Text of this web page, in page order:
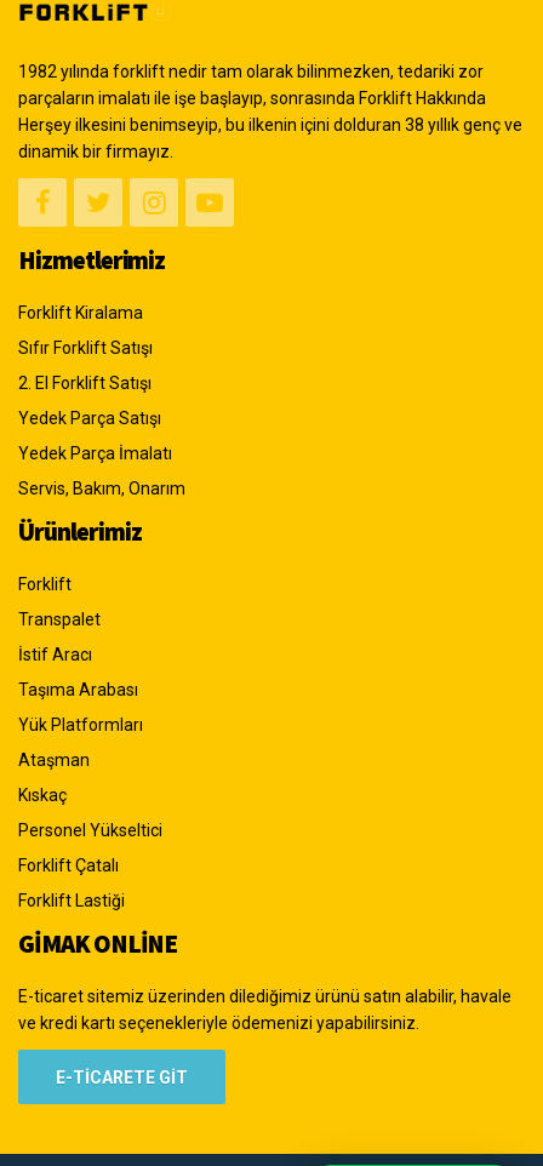
1982 yılında forklift nedir tam olarak bilinmezken, tedariki zor
parçaların imalatı ile işe başlayıp, sonrasında Forklift Hakkında
Herşey ilkesini benimseyip, bu ilkenin içini dolduran 38 yıllık genç ve
dinamik bir firmayız.
Hizmetlerimiz
Forklift Kiralama
Sıfır Forklift Satışı
2. El Forklift Satışı
Yedek Parça Satışı
Yedek Parça İmalatı
Servis, Bakım, Onarım
Ürünlerimiz
Forklift
Transpalet
İstif Aracı
Taşıma Arabası
Yük Platformları
Ataşman
Kıskaç
Personel Yükseltici
Forklift Çatalı
Forklift Lastiği
GİMAK ONLİNE
E-ticaret sitemiz üzerinden dilediğimiz ürünü satın alabilir, havale
ve kredi kartı seçenekleriyle ödemenizi yapabilirsiniz.
E-TİCARETE GİT